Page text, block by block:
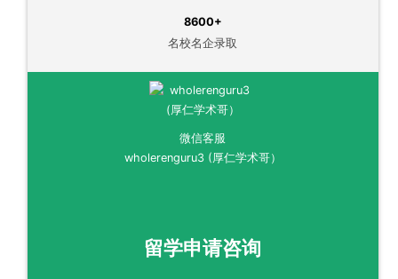
8600+
名校名企录取
微信客服
wholerenguru3 (厚仁学术哥）
留学申请咨询